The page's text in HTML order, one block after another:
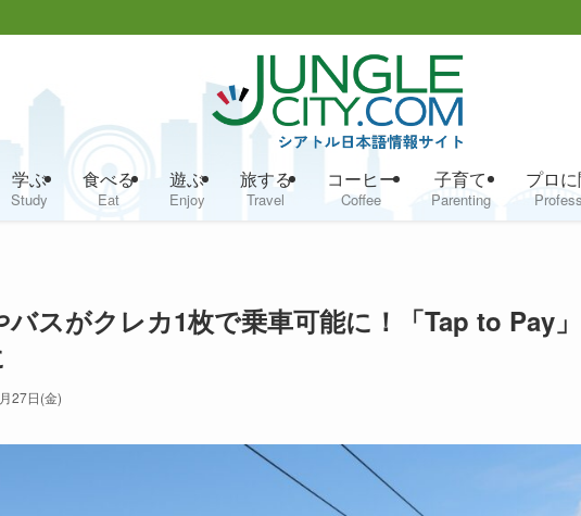
学ぶ
Study
食べる
Eat
遊ぶ
Enjoy
旅する
Travel
コーヒー
Coffee
子育て
Parenting
プロ
スがクレカ1枚で乗車可能に！「Tap to Pay」
27日(金)